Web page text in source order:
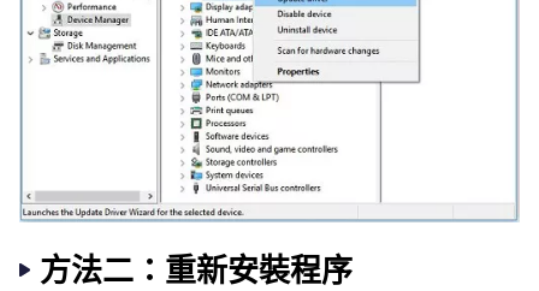
方法二：重新安裝程序